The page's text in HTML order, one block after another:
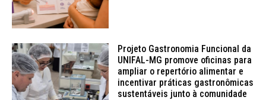
Projeto Gastronomia Funcional da
UNIFAL-MG promove oficinas para
ampliar o repertório alimentar e
incentivar práticas gastronômicas
sustentáveis junto à comunidade